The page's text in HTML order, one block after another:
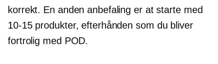
korrekt. En anden anbefaling er at starte med
10-15produkter, efterhånden som du bliver
fortrolig med POD.